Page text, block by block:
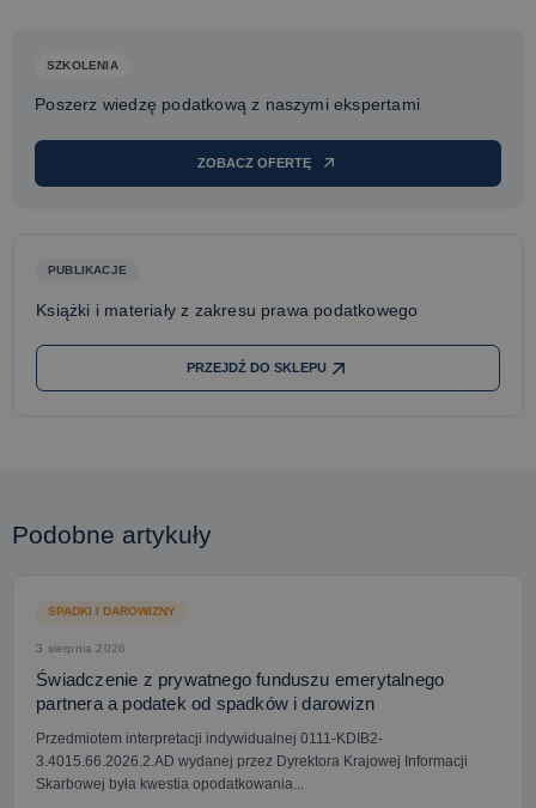
SZKOLENIA
Poszerz wiedzę podatkową z naszymi ekspertami
ZOBACZ OFERTĘ
PUBLIKACJE
Książki i materiały z zakresu prawa podatkowego
PRZEJDŹ DO SKLEPU
Podobne artykuły
SPADKI I DAROWIZNY
3 sierpnia 2026
Świadczenie z prywatnego funduszu emerytalnego
partnera a podatek od spadków i darowizn
Przedmiotem interpretacji indywidualnej 0111-KDIB2-
3.4015.66.2026.2.AD wydanej przez Dyrektora Krajowej Informacji
Skarbowej była kwestia opodatkowania...